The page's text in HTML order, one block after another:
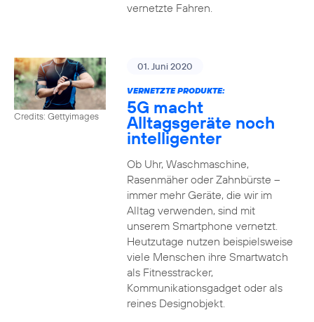
vernetzte Fahren.
Credits: Gettyimages
01. Juni 2020
VERNETZTE PRODUKTE:
5G macht
Alltagsgeräte noch
intelligenter
Ob Uhr, Waschmaschine,
Rasenmäher oder Zahnbürste –
immer mehr Geräte, die wir im
Alltag verwenden, sind mit
unserem Smartphone vernetzt.
Heutzutage nutzen beispielsweise
viele Menschen ihre Smartwatch
als Fitnesstracker,
Kommunikationsgadget oder als
reines Designobjekt.